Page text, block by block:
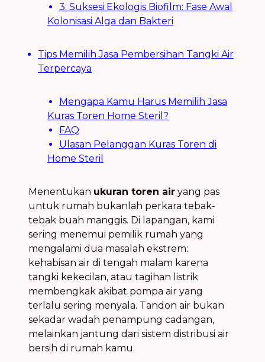
3. Suksesi Ekologis Biofilm: Fase Awal
Kolonisasi Alga dan Bakteri
Tips Memilih Jasa Pembersihan Tangki Air
Terpercaya
Mengapa Kamu Harus Memilih Jasa
Kuras Toren Home Steril?
FAQ
Ulasan Pelanggan Kuras Toren di
Home Steril
Menentukan ukuran toren air yang pas
untuk rumah bukanlah perkara tebak-
tebak buah manggis. Di lapangan, kami
sering menemui pemilik rumah yang
mengalami dua masalah ekstrem:
kehabisan air di tengah malam karena
tangki kekecilan, atau tagihan listrik
membengkak akibat pompa air yang
terlalu sering menyala. Tandon air bukan
sekadar wadah penampung cadangan,
melainkan jantung dari sistem distribusi air
bersih di rumah kamu.